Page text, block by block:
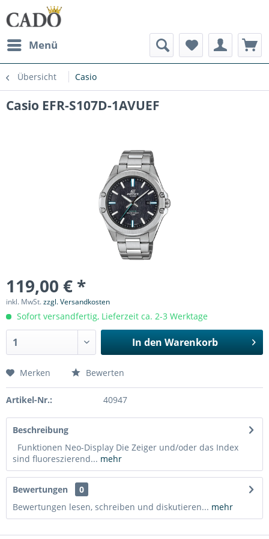
Menü
Übersicht Casio
Casio EFR-S107D-1AVUEF
119,00 € *
inkl. MwSt.zzgl. Versandkosten
Sofort versandfertig, Lieferzeit ca. 2-3 Werktage
In den Warenkorb
Merken Bewerten
Artikel-Nr.: 40947
Beschreibung
Funktionen Neo-Display Die Zeiger und/oder das Index
sind fluoreszierend... mehr
Bewertungen
0
Bewertungen lesen, schreiben und diskutieren... mehr